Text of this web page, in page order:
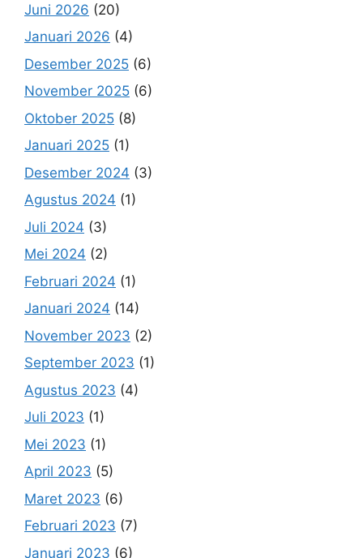
Juni 2026 (20)
Januari 2026 (4)
Desember 2025 (6)
November 2025 (6)
Oktober 2025 (8)
Januari 2025 (1)
Desember 2024 (3)
Agustus 2024 (1)
Juli 2024 (3)
Mei 2024 (2)
Februari 2024 (1)
Januari 2024 (14)
November 2023 (2)
September 2023 (1)
Agustus 2023 (4)
Juli 2023 (1)
Mei 2023 (1)
April 2023 (5)
Maret 2023 (6)
Februari 2023 (7)
Januari 2023 (6)